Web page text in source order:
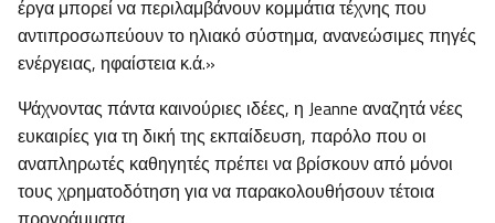
έργα μπορεί να περιλαμβάνουν κομμάτια τέχνης που
αντιπροσωπεύουν το ηλιακό σύστημα, ανανεώσιμες πηγές
ενέργειας, ηφαίστεια κ.ά.»
Ψάχνοντας πάντα καινούριες ιδέες, η Jeanne αναζητά νέες
ευκαιρίες για τη δική της εκπαίδευση, παρόλο που οι
αναπληρωτές καθηγητές πρέπει να βρίσκουν από μόνοι
τους χρηματοδότηση για να παρακολουθήσουν τέτοια